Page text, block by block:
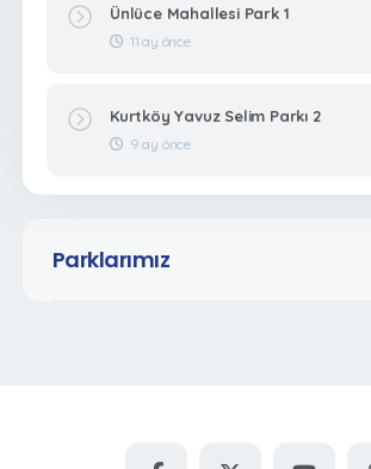
Parklarımız
Ünlüce Mahallesi Park 1
11 ay önce
Kurtköy Yavuz Selim Parkı 2
9 ay önce